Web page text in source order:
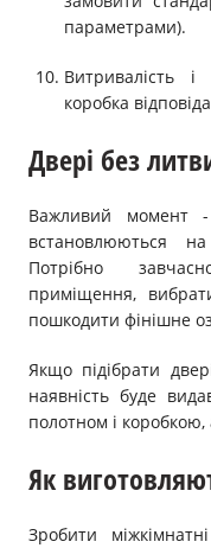
параметрами).
Витривалість
коробка
Двері без
Важливий момент
встановлюються
Потрібно
приміщення,
пошкодити фінішне
Якщо підібрати
наявність буде
полотном і коробкою,
Як
Зробити